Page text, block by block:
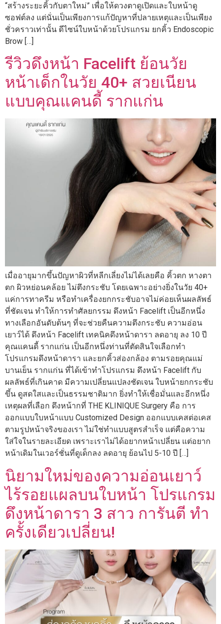
“สร้างระยะคิ้วกับตาใหม่” เพื่อให้ดวงตาดูเปิดและใบหน้าดู
ซอฟต์ลง แต่นั่นเป็นเพียงการแก้ปัญหาที่ปลายเหตุและเป็นเพียง
ชั่วคราวเท่านั้น ดีไซน์ใบหน้าด้วยโปรแกรม ยกคิ้ว Endoscopic
Brow […]
รีวิวดึงหน้า Facelift ย้อนวัย
หน้าเด็กในวัย 40+ สวยเนียน
แบบคุณแคนดี้ รากแก่น
เมื่ออายุมากขึ้นปัญหาผิวที่หลีกเลี่ยงไม่ได้เลยคือ คิ้วตก หางตา
ตก ผิวหย่อนคล้อย ไม่ตึงกระชับ โดยเฉพาะอย่างยิ่งในวัย 40+
แค่การทาครีม หรือทำเครื่องยกกระชับอาจไม่ค่อยเห็นผลลัพธ์
ที่ชัดเจน ทำให้การทำศัลยกรรม ดึงหน้า Facelift เป็นอีกหนึ่ง
ทางเลือกอันดับต้นๆ ที่จะช่วยคืนความตึงกระชับ ความอ่อน
เยาว์ได้ ดึงหน้า Facelift เทคนิคดึงหน้าดารา ลดอายุ ลง 10 ปี
คุณแคนดี้ รากแก่น เป็นอีกหนึ่งท่านที่ตัดสินใจเลือกทำ
โปรแกรมดึงหน้าดารา และยกคิ้วส่องกล้อง ตามรอยคุณแม่
บานเย็น รากแก่น ที่ได้เข้าทำโปรแกรม ดึงหน้า Facelift กับ
ผลลัพธ์ที่เกินคาด มีความเปลี่ยนแปลงชัดเจน ใบหน้ายกกระชับ
ขึ้น ดูสดใสและเป็นธรรมชาติมาก ยิ่งทำให้เชื่อมั่นและอีกหนึ่ง
เหตุผลที่เลือก ดึงหน้ากที่ THE KLINIQUE Surgery คือ การ
ออกแบบใบหน้าแบบ Customized Design ออกแบบเคสต่อเคส
ตามรูปหน้าจริงของเรา ไม่ใช่ทำแบบสูตรสำเร็จ แต่คือความ
ใส่ใจในรายละเอียด เพราะเราไม่ได้อยากหน้าเปลี่ยน แต่อยาก
หน้าเดิมในเวอร์ชั่นที่ดูเด็กลง ลดอายุ ย้อนไป 5-10 ปี […]
นิยามใหม่ของความอ่อนเยาว์
ไร้รอยแผลบนใบหน้า โปรแกรม
ดึงหน้าดารา 3 สาว การันตี ทำ
ครั้งเดียวเปลี่ยน!